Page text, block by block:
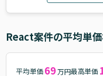
React案件の平均単
平均単価 69 万円最高単価